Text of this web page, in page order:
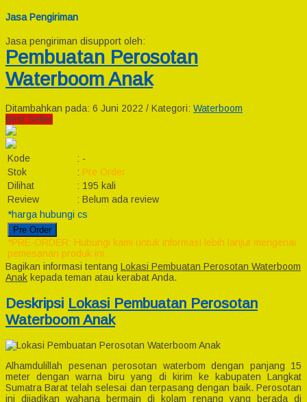
Jasa Pengiriman
Jasa pengiriman disupport oleh:
Pembuatan Perosotan
Waterboom Anak
Ditambahkan pada: 6 Juni 2022 / Kategori: Waterboom
Best Seller
Kode : -
Stok
: Pre Order
Dilihat
: 195 kali
Review
: Belum ada review
*harga hubungi cs
Pre Order
*PRE-ORDER: Hubungi kami untuk informasi lebih lanjut mengenai
pemesanan produk ini.
Bagikan informasi tentang Lokasi Pembuatan Perosotan Waterboom
Anak kepada teman atau kerabat Anda.
Deskripsi Lokasi Pembuatan Perosotan
Waterboom Anak
Alhamdulillah pesenan perosotan waterbom dengan panjang 15
meter dengan warna biru yang di kirim ke kabupaten Langkat
Sumatra Barat telah selesai dan terpasang dengan baik. Perosotan
ini dijadikan wahana bermain di kolam renang yang berada di